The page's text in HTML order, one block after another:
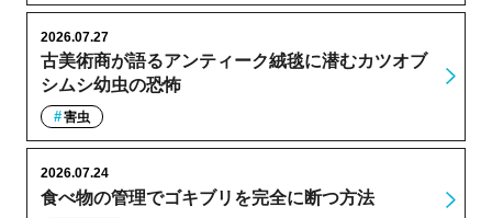
古美術商が語るアンティーク絨毯に潜むカツオブ
シムシ幼虫の恐怖
2026.07.27
害虫
食べ物の管理でゴキブリを完全に断つ方法
2026.07.24